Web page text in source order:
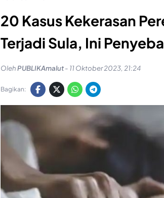
20 Kasus Kekerasan
Terjadi Sula, Ini
OlehPUBLIKAmalut- 11 Oktober 2023, 21:24
Bagikan: